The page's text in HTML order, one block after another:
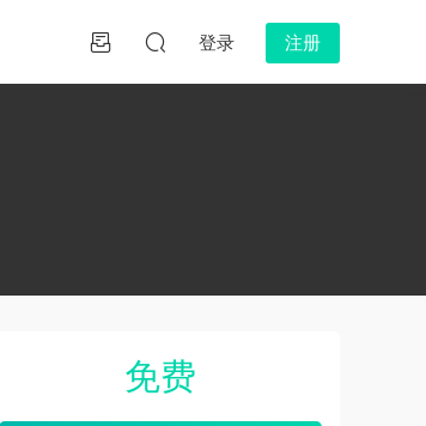
登录 注册
免费